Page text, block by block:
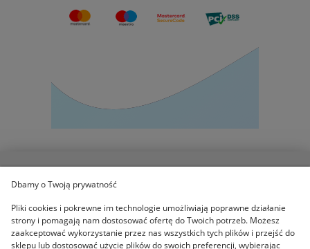
KOLEKCJE
Dbamy o Twoją prywatność
Pliki cookies i pokrewne im technologie umożliwiają poprawne działanie
strony i pomagają nam dostosować ofertę do Twoich potrzeb. Możesz
zaakceptować wykorzystanie przez nas wszystkich tych plików i przejść do
sklepu lub dostosować użycie plików do swoich preferencji, wybierając